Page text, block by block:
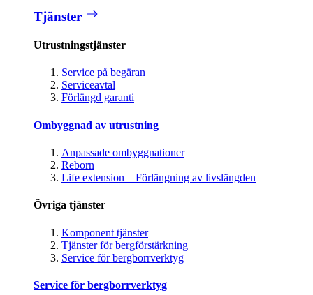
Tjänster
Utrustningstjänster
Service på begäran
Serviceavtal
Förlängd garanti
Ombyggnad av utrustning
Anpassade ombyggnationer
Reborn
Life extension – Förlängning av livslängden
Övriga tjänster
Komponent tjänster
Tjänster för bergförstärkning
Service för bergborrverktyg
Service för bergborrverktyg